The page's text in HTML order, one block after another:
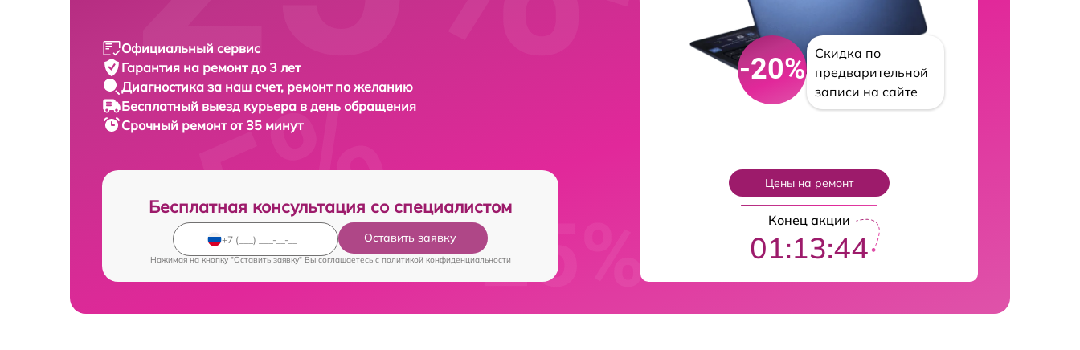
Официальный сервис
Гарантия на ремонт до 3 лет
Диагностика за наш счет, ремонт по желанию
Бесплатный выезд курьера в день обращения
Срочный ремонт от 35 минут
Бесплатная консультация со специалистом
Оставить заявку
Нажимая на кнопку "Оставить заявку" Вы соглашаетесь c политикой конфиденциальности
-20%
Скидка по
предварительной
записи на сайте
Цены на ремонт
Конец акции
01:13:43